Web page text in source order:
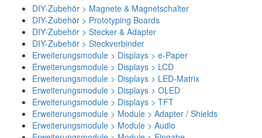
DIY-Zubehör > Magnete & Magnetschalter
DIY-Zubehör > Prototyping Boards
DIY-Zubehör > Stecker & Adapter
DIY-Zubehör > Steckverbinder
Erweiterungsmodule > Displays > e-Paper
Erweiterungsmodule > Displays > LCD
Erweiterungsmodule > Displays > LED-Matrix
Erweiterungsmodule > Displays > OLED
Erweiterungsmodule > Displays > TFT
Erweiterungsmodule > Module > Adapter / Shields
Erweiterungsmodule > Module > Audio